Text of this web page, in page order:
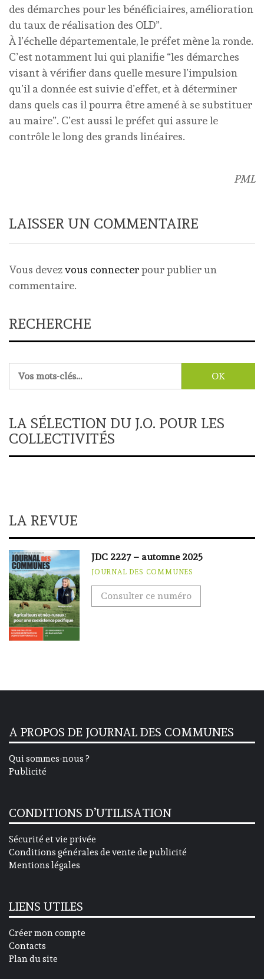
des démarches pour les bénéficiaires, amélioration
du taux de réalisation des OLD”.
À l’échelle départementale, le préfet mène la ronde.
C’est notamment lui qui planifie “les démarches
visant à vérifier dans quelle mesure l’impulsion
qu’il a donnée est suivie d’effet, et à déterminer
dans quels cas il pourra être amené à se substituer
au maire”. C’est aussi le préfet qui assure le
contrôle le long des grands linéaires.
PML
LAISSER UN COMMENTAIRE
Vous devezvous connecterpour publier un
commentaire.
RECHERCHE
LA SÉLECTION DU J.O. POUR LES
COLLECTIVITÉS
LA REVUE
JDC 2227 – automne 2025
JOURNAL DES COMMUNES
Consulter ce numéro
A PROPOS DE JOURNAL DES COMMUNES
Qui sommes-nous ?
Publicité
CONDITIONS D’UTILISATION
Sécurité et vie privée
Conditions générales de vente de publicité
Mentions légales
LIENS UTILES
Créer mon compte
Contacts
Plan du site